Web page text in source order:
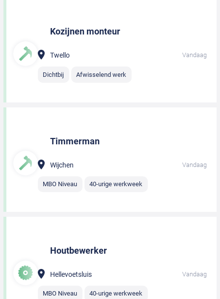
Kozijnen monteur
Twello Vandaag
Dichtbij Afwisselend werk
Timmerman
Wijchen Vandaag
MBO Niveau 40-urige werkweek
Houtbewerker
Hellevoetsluis Vandaag
MBO Niveau 40-urige werkweek